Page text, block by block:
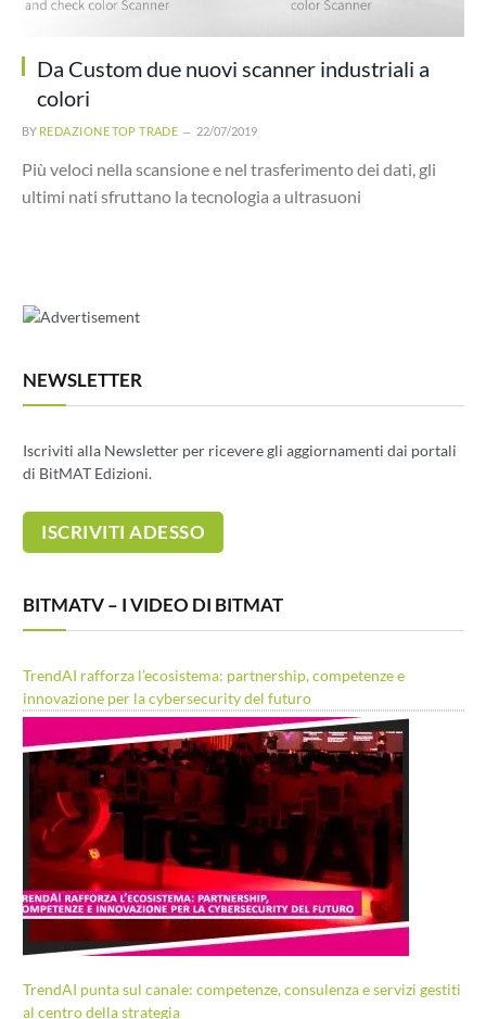
Da Custom due nuovi scanner industriali a
colori
BY REDAZIONE TOP TRADE 22/07/2019
Più veloci nella scansione e nel trasferimento dei dati, gli
ultimi nati sfruttano la tecnologia a ultrasuoni
NEWSLETTER
Iscriviti alla Newsletter per ricevere gli aggiornamenti dai portali
di BitMAT Edizioni.
BITMATV – I VIDEO DI BITMAT
TrendAI rafforza l’ecosistema: partnership, competenze e
innovazione per la cybersecurity del futuro
TrendAI punta sul canale: competenze, consulenza e servizi gestiti
al centro della strategia